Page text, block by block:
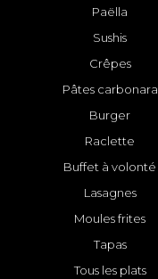
Paëlla
Sushis
Crêpes
Pâtes carbonara
Burger
Raclette
Buffet à volonté
Lasagnes
Moules frites
Tapas
Tous les plats